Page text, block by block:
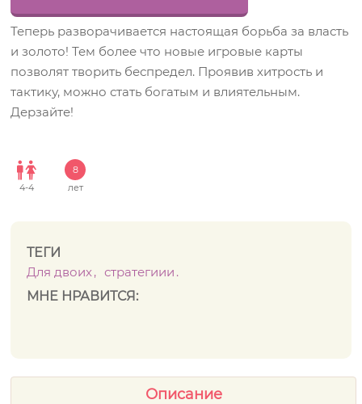
Теперь разворачивается настоящая борьба за власть
и золото! Тем более что новые игровые карты
позволят творить беспредел. Проявив хитрость и
тактику, можно стать богатым и влиятельным.
Дерзайте!
4-4
8
лет
ТЕГИ
Для двоих
стратегиии
МНЕ НРАВИТСЯ:
Описание